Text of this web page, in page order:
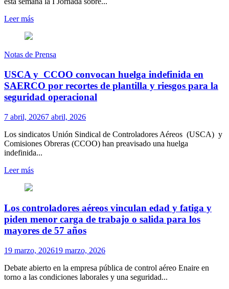
Leer más
Notas de Prensa
USCA y CCOO convocan huelga indefinida en
SAERCO por recortes de plantilla y riesgos para la
seguridad operacional
7 abril, 20267 abril, 2026
Los sindicatos Unión Sindical de Controladores Aéreos (USCA) y
Comisiones Obreras (CCOO) han preavisado una huelga
indefinida...
Leer más
Los controladores aéreos vinculan edad y fatiga y
piden menor carga de trabajo o salida para los
mayores de 57 años
19 marzo, 202619 marzo, 2026
Debate abierto en la empresa pública de control aéreo Enaire en
torno a las condiciones laborales y una seguridad...